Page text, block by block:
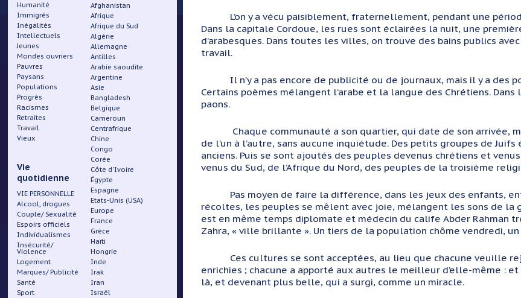
Humanité
Immigrés
Inégalités
Intellectuels
Jeunes
Mondes ouvriers
Pauvres
Paysans
Populations
Progrès
Racismes
Retraites
Travail
Vieux
Vie
quotidienne
VIE PERSONNELLE
Alcool, drogues
Couple/ Sexualité
Espoirs officiels
Individualismes
Insécurité/
Violence
Logement
Marques/ Publicité
Santé
Sport
Afghanistan
Afrique
Afrique du Sud
Algérie
Allemagne
Antilles
Arabie saoudite
Argentine
Asie
Bangladesh
Belgique
Cameroun
Centrafrique
Chine
Congo
Corée
Côte d'Ivoire
Égypte
Espagne
Etats-Unis (USA)
Europe
France
Grèce
Haïti
Hongrie
Inde
Irak
Iran
Israël
L’on y a vécu paisiblement, fraternellement, pendant une
Dans la capitale Cordoue, les rues sont éclairées la nuit, une
d’arabesques. Dans toutes les villes, on trouve des bains publics
travail.
Il n’y a pas encore de publicité ou de journaux, mais il y a
Certains poèmes mélangent l’arabe et la langue des Chrétiens.
paons.
Chaque communauté a son quartier, qui date de son
de l’un à l’autre, sans aucune inquiétude. Des petits groupes de
anciens. Puis se sont ajoutés des peuples devenus chrétiens et
venus du Sud, de l’Afrique du Nord, des peuples de la troisième
Pas moyen de faire la différence, dans les jeux des enfants,
récoltes, les peuples se mêlent avec joie, mélangent les sons de la
est en même temps diplomate et médecin du calife Abder Rahman
Zahra, « ville brillante ». Un tiers de la population chôme vendredi,
Ces cultures se sont acceptées, au lieu que chacune veuille
enrichies ; chacune a apporté aux autres le meilleur d’elle-même :
là, et devenant plus belle, qui a surgi, comme un miracle.